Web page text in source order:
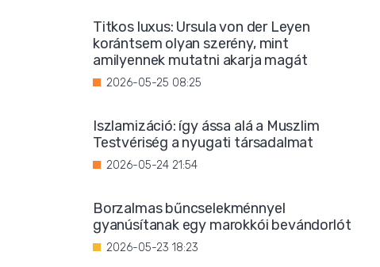
Titkos luxus: Ursula von der Leyen
korántsem olyan szerény, mint
amilyennek mutatni akarja magát
2026-05-25 08:25
Iszlamizáció: így ássa alá a Muszlim
Testvériség a nyugati társadalmat
2026-05-24 21:54
Borzalmas bűncselekménnyel
gyanúsítanak egy marokkói bevándorlót
2026-05-23 18:23